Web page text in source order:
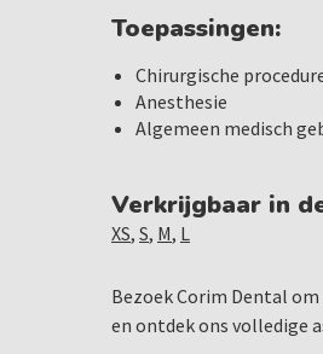
Toepassingen:
Chirurgische
Anesthesie
Algemeen medisch
Verkrijgbaar in
XS, S, M, L
Bezoek Corim Dental
en ontdek ons volledige